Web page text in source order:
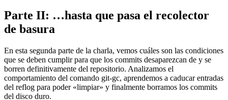
Parte II: …hasta que pasa el recolector
de basura
En esta segunda parte de la charla, vemos cuáles son las condiciones
que se deben cumplir para que los commits desaparezcan de y se
borren definitivamente del repositorio. Analizamos el
comportamiento del comando git-gc, aprendemos a caducar entradas
del reflog para poder «limpiar» y finalmente borramos los commits
del disco duro.